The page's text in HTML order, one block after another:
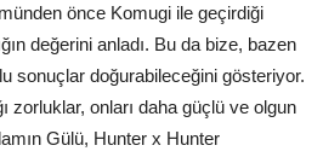
önce Komugi ile geçirdiği
değerini anladı. Bu da bize, bazen
sonuçlar doğurabileceğini gösteriyor.
zorluklar, onları daha güçlü ve olgun
Gülü, Hunter x Hunter